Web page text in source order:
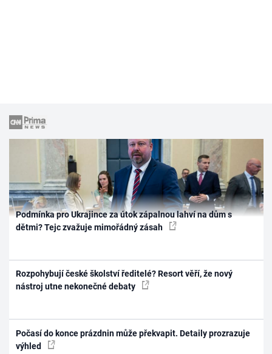
Podmínka pro Ukrajince za útok zápalnou lahví na dům s
dětmi? Tejc zvažuje mimořádný zásah
Rozpohybují české školství ředitelé? Resort věří, že nový
nástroj utne nekonečné debaty
Počasí do konce prázdnin může překvapit. Detaily prozrazuje
výhled